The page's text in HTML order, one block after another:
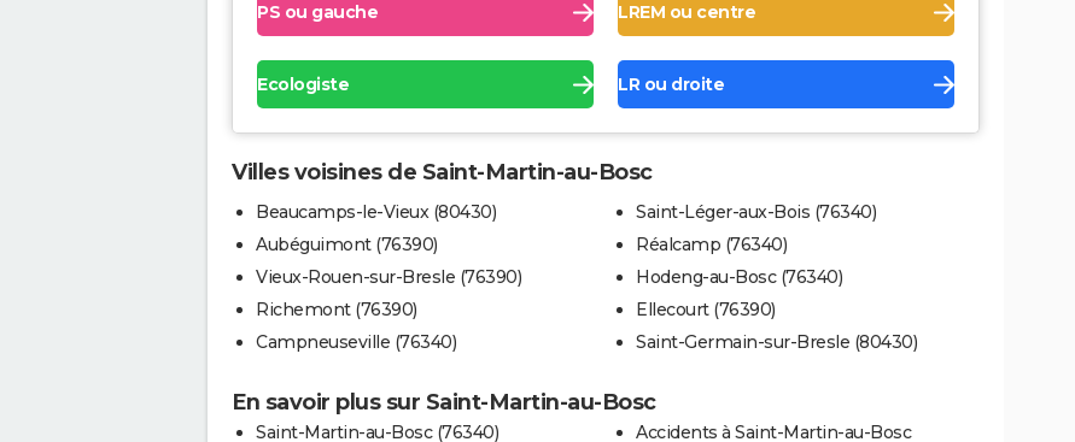
PS ou gauche LREM ou centre
Ecologiste LR ou droite
Villes voisines de Saint-Martin-au-Bosc
Beaucamps-le-Vieux (80430)
Aubéguimont (76390)
Vieux-Rouen-sur-Bresle (76390)
Richemont (76390)
Campneuseville (76340)
Saint-Léger-aux-Bois (76340)
Réalcamp (76340)
Hodeng-au-Bosc (76340)
Ellecourt (76390)
Saint-Germain-sur-Bresle (80430)
En savoir plus sur Saint-Martin-au-Bosc
Saint-Martin-au-Bosc (76340)
Accidents à Saint-Martin-au-Bosc